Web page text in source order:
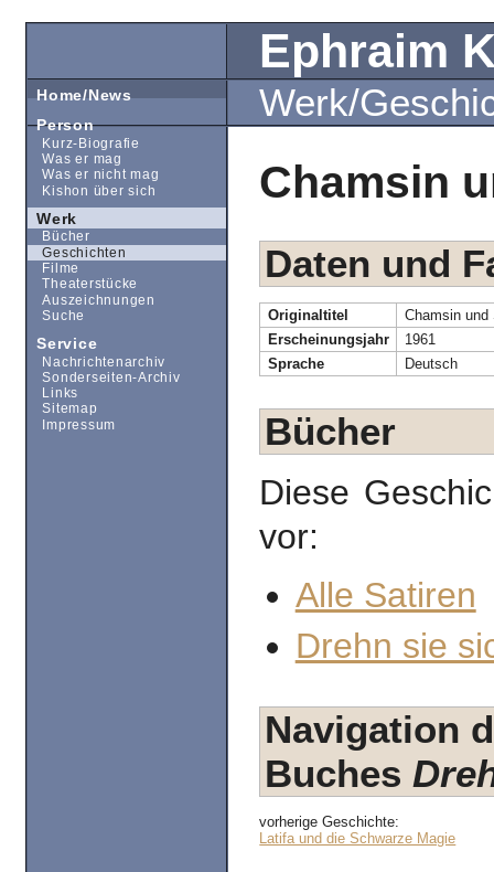
Ephraim
Werk/
Chamsin
Daten und
Originaltitel
Chamsin und
Erscheinungsjahr
1961
Sprache
Deutsch
Bücher
Diese
vor:
Alle Satiren
Drehn sie
Navigation
Buches
vorherige Geschichte:
Latifa und die Schwarze Magie
Home/News
Person
Kurz-Biografie
Was er mag
Was er nicht mag
Kishon über sich
Werk
Bücher
Geschichten
Filme
Theaterstücke
Auszeichnungen
Suche
Service
Nachrichtenarchiv
Sonderseiten-Archiv
Links
Sitemap
Impressum